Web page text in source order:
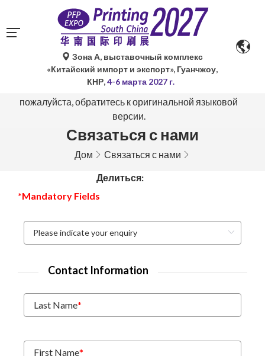
Автоматический перевод Google Translate носит
исключительно справочный характер и может быть
неточным. В случае возникновения вопросов,
пожалуйста, обратитесь к оригинальной языковой
версии.
Зона А, выставочный комплекс
«Китайский импорт и экспорт», Гуанчжоу,
КНР,4-6 марта 2027 г.
Связаться с нами
Дом Связаться с нами
Делиться:
*Mandatory Fields
Contact Information
Last Name*
First Name*